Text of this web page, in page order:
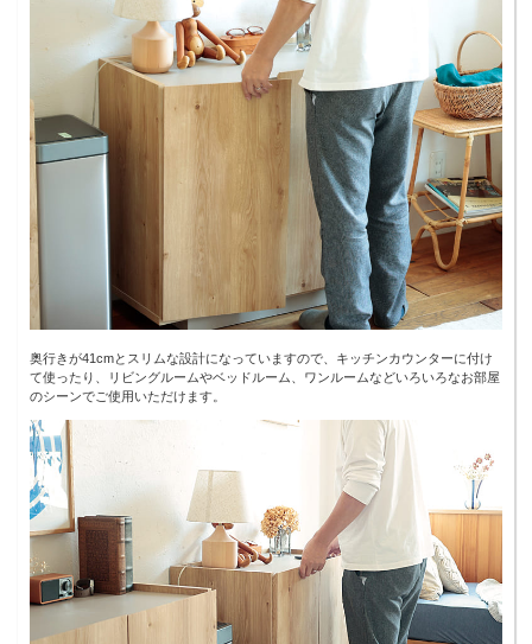
奥行きが41cmとスリムな設計になっていますので、キッチンカウンターに付け
て使ったり、リビングルームやベッドルーム、ワンルームなどいろいろなお部屋
のシーンでご使用いただけます。